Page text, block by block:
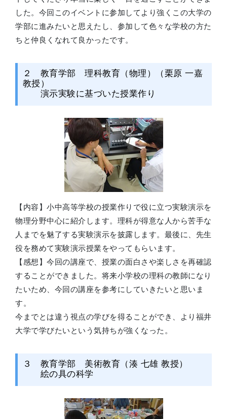
した。今回このイベントに参加してより強くこの大学の
学部に進みたいと思えたし、参加して色々な学校の方た
ちと仲良くなれて良かったです。
２ 教育学部 理科教育（物理）（栗原 一嘉
教授）
演示実験に基づいた授業作り
【内容】小中高等学校の授業作りで役に立つ実験演示を
物理分野中心に紹介します。理科が得意な人から苦手な
人までを魅了する実験演示を披露します。最後に、先生
役を務めて実験演示授業をやってもらいます。
【感想】今回の講座で、授業の面白さや楽しさを再確認
することができました。将来小学校の理科の教師になり
たいため、今回の講座を参考にしていきたいと思いま
す。
今までとは違う視点の学びを得ることができ、より福井
大学で学びたいという気持ちが強くなった。
３ 教育学部 美術教育（湊 七雄 教授）
絵の具の科学